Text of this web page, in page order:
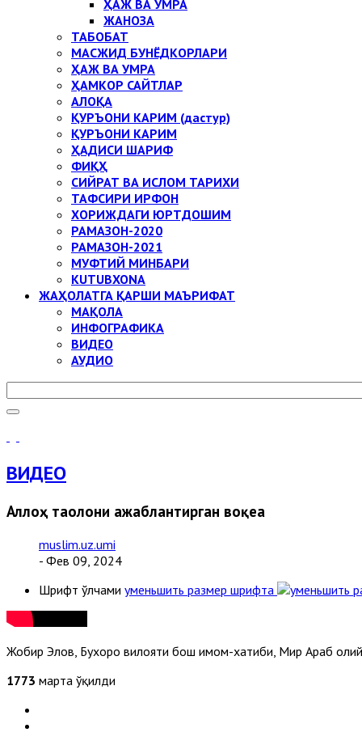
ҲАЖ ВА УМРА
ЖАНОЗА
ТАБОБАТ
МАСЖИД БУНЁДКОРЛАРИ
ҲАЖ ВА УМРА
ҲАМКОР САЙТЛАР
АЛОҚА
ҚУРЪОНИ КАРИМ (дастур)
ҚУРЪОНИ КАРИМ
ҲАДИСИ ШАРИФ
ФИҚҲ
СИЙРАТ ВА ИСЛОМ ТАРИХИ
ТАФСИРИ ИРФОН
ХОРИЖДАГИ ЮРТДОШИМ
РАМАЗОН-2020
РАМАЗОН-2021
МУФТИЙ МИНБАРИ
KUTUBXONA
ЖАҲОЛАТГА ҚАРШИ МАЪРИФАТ
МАҚОЛА
ИНФОГРАФИКА
ВИДЕО
АУДИО
ВИДЕО
Аллоҳ таолони ажаблантирган воқеа
muslim.uz.umi
- Фев 09, 2024
Шрифт ўлчами уменьшить размер шрифта
Жобир Элов, Бухоро вилояти бош имом-хатиби, Мир Араб
1773 марта ўқилди